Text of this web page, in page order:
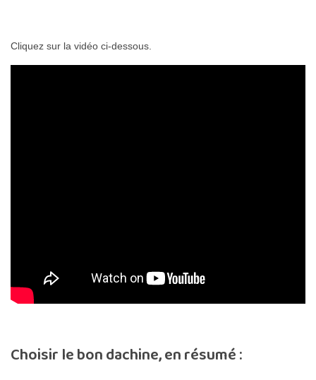
Cliquez sur la vidéo ci-dessous.
Choisir le bon dachine, en résumé :